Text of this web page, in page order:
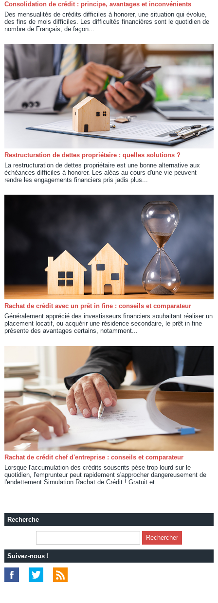
Consolidation de crédit : principe, avantages et inconvénients
Des mensualités de crédits difficiles à honorer, une situation qui évolue,
des fins de mois difficiles. Les difficultés financières sont le quotidien de
nombre de Français, de façon...
Restructuration de dettes propriétaire : quelles solutions ?
La restructuration de dettes propriétaire est une bonne alternative aux
échéances difficiles à honorer. Les aléas au cours d'une vie peuvent
rendre les engagements financiers pris jadis plus...
Rachat de crédit avec un prêt in fine : conseils et comparateur
Généralement apprécié des investisseurs financiers souhaitant réaliser un
placement locatif, ou acquérir une résidence secondaire, le prêt in fine
présente des avantages certains, notamment...
Rachat de crédit chef d'entreprise : conseils et comparateur
Lorsque l'accumulation des crédits souscrits pèse trop lourd sur le
quotidien, l'emprunteur peut rapidement s'approcher dangereusement de
l'endettement.Simulation Rachat de Crédit ! Gratuit et...
Recherche
Suivez-nous !